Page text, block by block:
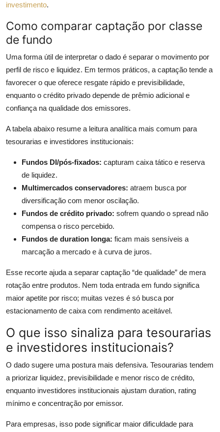
investimento.
Como comparar captação por classe
de fundo
Uma forma útil de interpretar o dado é separar o movimento por
perfil de risco e liquidez. Em termos práticos, a captação tende a
favorecer o que oferece resgate rápido e previsibilidade,
enquanto o crédito privado depende de prêmio adicional e
confiança na qualidade dos emissores.
A tabela abaixo resume a leitura analítica mais comum para
tesourarias e investidores institucionais:
Fundos DI/pós-fixados: capturam caixa tático e reserva
de liquidez.
Multimercados conservadores: atraem busca por
diversificação com menor oscilação.
Fundos de crédito privado: sofrem quando o spread não
compensa o risco percebido.
Fundos de duration longa: ficam mais sensíveis a
marcação a mercado e à curva de juros.
Esse recorte ajuda a separar captação “de qualidade” de mera
rotação entre produtos. Nem toda entrada em fundo significa
maior apetite por risco; muitas vezes é só busca por
estacionamento de caixa com rendimento aceitável.
O que isso sinaliza para tesourarias
e investidores institucionais?
O dado sugere uma postura mais defensiva. Tesourarias tendem
a priorizar liquidez, previsibilidade e menor risco de crédito,
enquanto investidores institucionais ajustam duration, rating
mínimo e concentração por emissor.
Para empresas, isso pode significar maior dificuldade para